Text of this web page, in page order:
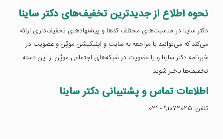
نحوه اطلاع از جدیدترین تخفیف‌های دکتر ساینا
دکتر ساینا در مناسبت‌های مختلف کدها و پیشنهادهای تخفیف‌داری ارائه
می‌کند که می‌توانید با مراجعه به سایت و اپلیکیشن موپُن و عضویت در
خبرنامه دکتر ساینا و یا عضویت در شبکه‌های اجتماعی موپُن از این دسته
تخفیف‌ها باخبر شوید.
اطلاعات تماس و پشتیبانی دکتر ساینا
تلفن: 91072025 - 021